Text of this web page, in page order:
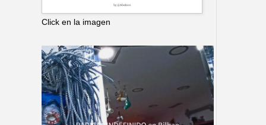
Click en la imagen